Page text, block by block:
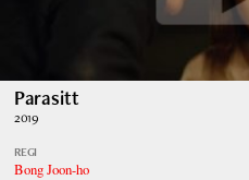
Parasitt
2019
REGI
Bong Joon-ho